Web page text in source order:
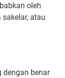
oleh
atau
dengan benar